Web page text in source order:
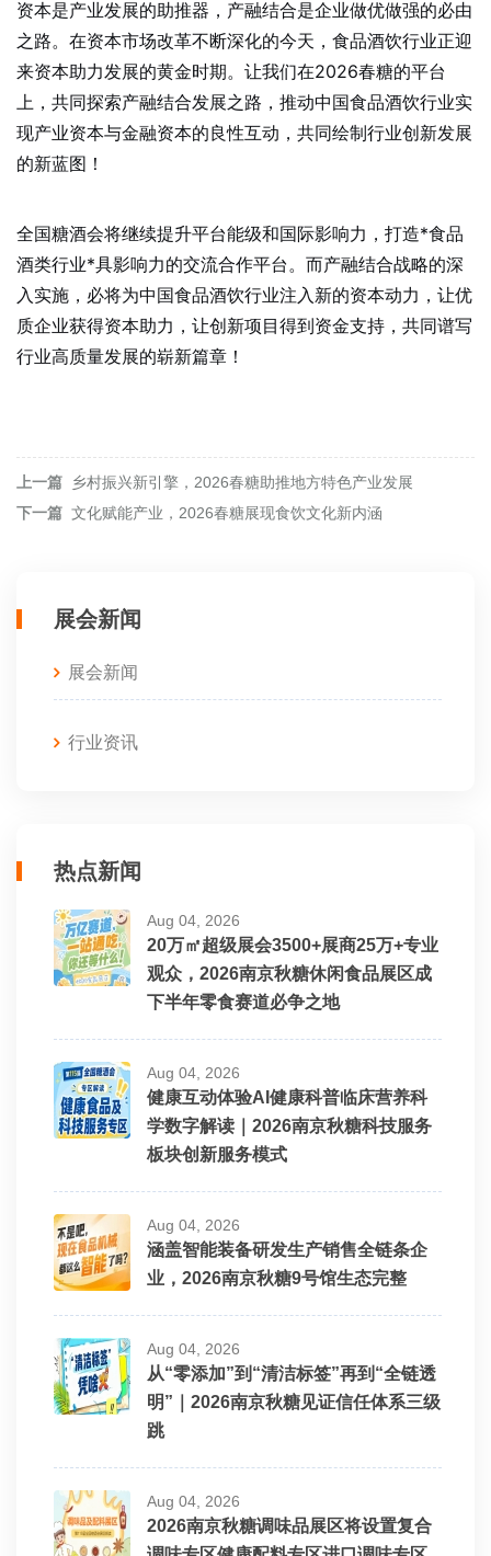
资本是产业发展的助推器，产融结合是企业做优做强的必由
之路。在资本市场改革不断深化的今天，食品酒饮行业正迎
来资本助力发展的黄金时期。让我们在2026春糖的平台
上，共同探索产融结合发展之路，推动中国食品酒饮行业实
现产业资本与金融资本的良性互动，共同绘制行业创新发展
的新蓝图！
全国糖酒会将继续提升平台能级和国际影响力，打造*食品
酒类行业*具影响力的交流合作平台。而产融结合战略的深
入实施，必将为中国食品酒饮行业注入新的资本动力，让优
质企业获得资本助力，让创新项目得到资金支持，共同谱写
行业高质量发展的崭新篇章！
上一篇
乡村振兴新引擎，2026春糖助推地方特色产业发展
下一篇 文化赋能产业，2026春糖展现食饮文化新内涵
展会新闻
展会新闻
行业资讯
热点新闻
Aug 04, 2026
20万㎡超级展会3500+展商25万+专业
观众，2026南京秋糖休闲食品展区成
下半年零食赛道必争之地
Aug 04, 2026
健康互动体验AI健康科普临床营养科
学数字解读｜2026南京秋糖科技服务
板块创新服务模式
Aug 04, 2026
涵盖智能装备研发生产销售全链条企
业，2026南京秋糖9号馆生态完整
Aug 04, 2026
从“零添加”到“清洁标签”再到“全链透
明”｜2026南京秋糖见证信任体系三级
跳
Aug 04, 2026
2026南京秋糖调味品展区将设置复合